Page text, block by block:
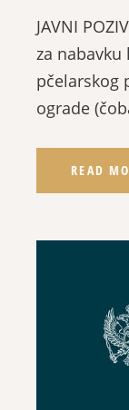
JAVNI
za nabavku
pčelarskog
ograde
READ